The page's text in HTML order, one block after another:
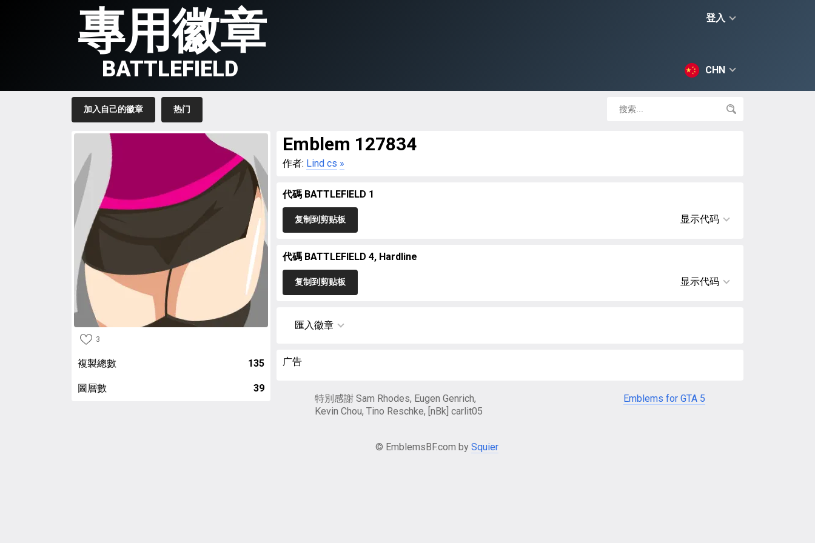
登入
CHN
專用徽章
BATTLEFIELD
加入自己的徽章 热门
3
複製總數 135
圖層數 39
Emblem 127834
作者: Lind cs »
代碼 BATTLEFIELD 1
复制到剪贴板 显示代码
代碼 BATTLEFIELD 4, Hardline
复制到剪贴板 显示代码
匯入徽章
广告
特別感謝 Sam Rhodes, Eugen Genrich,
Kevin Chou, Tino Reschke, [nBk] carlit05
Emblems for GTA 5
© EmblemsBF.com by Squier